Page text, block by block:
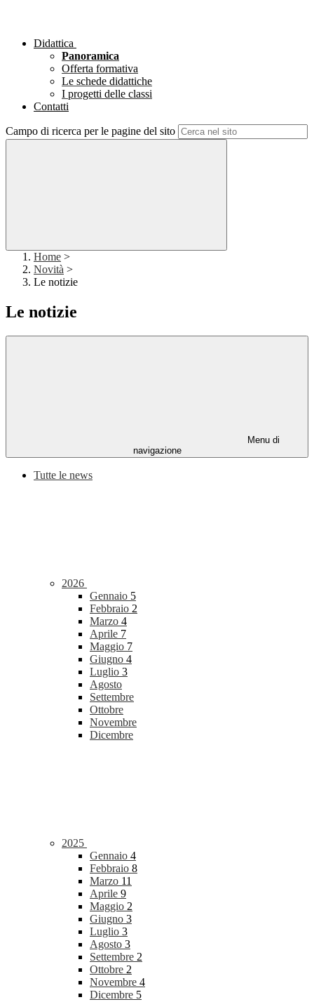
Didattica
Panoramica
Offerta formativa
Le schede didattiche
I progetti delle classi
Contatti
Campo di ricerca per le pagine del sito
Home >
Novità >
Le notizie
Le notizie
Menu di
navigazione
Tutte le news
2026
Gennaio 5
Febbraio 2
Marzo 4
Aprile 7
Maggio 7
Giugno 4
Luglio 3
Agosto
Settembre
Ottobre
Novembre
Dicembre
2025
Gennaio 4
Febbraio 8
Marzo 11
Aprile 9
Maggio 2
Giugno 3
Luglio 3
Agosto 3
Settembre 2
Ottobre 2
Novembre 4
Dicembre 5